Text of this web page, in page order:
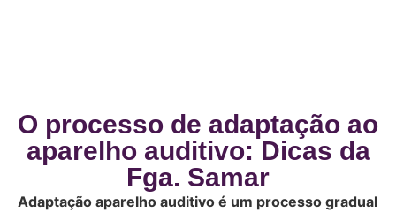
O processo de adaptação ao
aparelho auditivo: Dicas da
Fga. Samar
Adaptação aparelho auditivo é um processo gradual